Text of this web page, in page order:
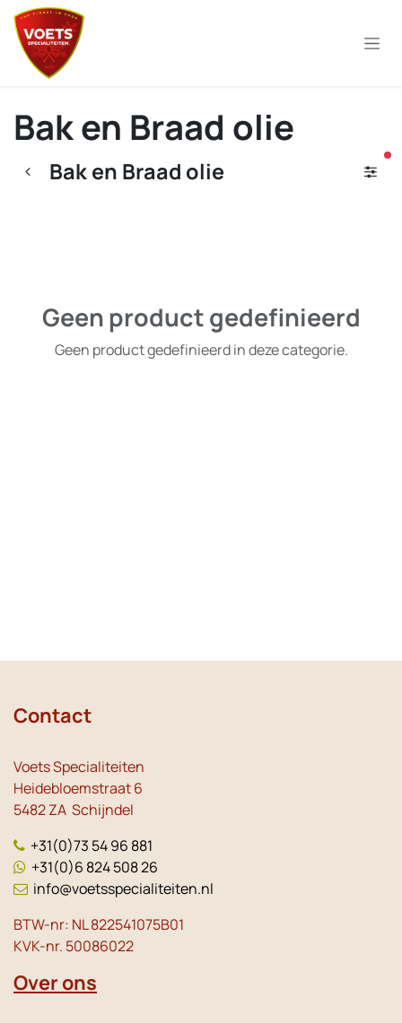
Overslaan naar inhoud
Bak en Braad olie
Bak en Braad olie
Geen product gedefinieerd
Geen product gedefinieerd in deze categorie.
Contact
Voets Specialiteiten
Heidebloemstraat 6
5482 ZA Schijndel
+31(0)73 54 96 881
+31(0)6 824 508 26
info@voetsspecialiteiten.nl
BTW-nr: NL 822541075B01
KVK-nr. 50086022
Over ons